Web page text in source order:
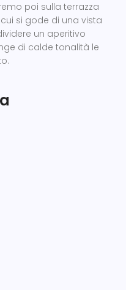
poi sulla terrazza
si gode di una vista
un aperitivo
di calde tonalità le